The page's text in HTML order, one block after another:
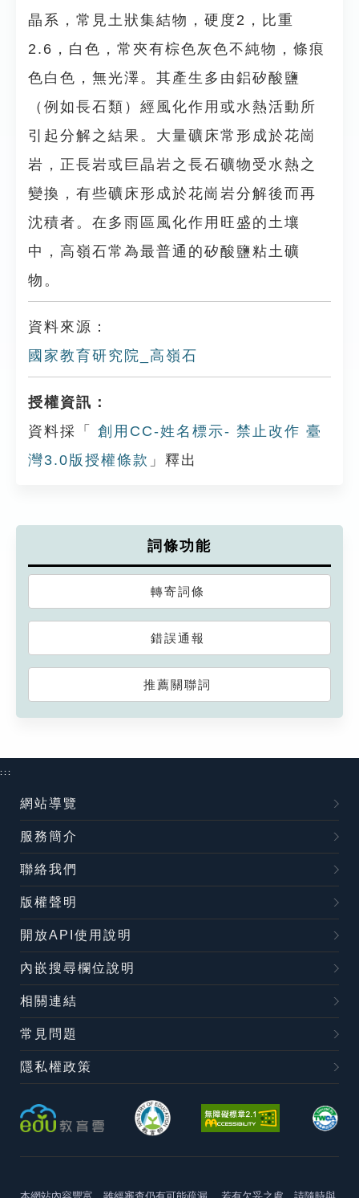
晶系，常見土狀集結物，硬度2，比重
2.6，白色，常夾有棕色灰色不純物，條痕
色白色，無光澤。其產生多由鋁矽酸鹽
（例如長石類）經風化作用或水熱活動所
引起分解之結果。大量礦床常形成於花崗
岩，正長岩或巨晶岩之長石礦物受水熱之
變換，有些礦床形成於花崗岩分解後而再
沈積者。在多雨區風化作用旺盛的土壤
中，高嶺石常為最普通的矽酸鹽粘土礦
物。
資料來源：
國家教育研究院_高嶺石
授權資訊：
資料採「
創用CC-姓名標示- 禁止改作 臺
灣3.0版授權條款 」釋出
詞條功能
轉寄詞條
錯誤通報
推薦關聯詞
:::
網站導覽
服務簡介
聯絡我們
版權聲明
開放API使用說明
內嵌搜尋欄位說明
相關連結
常見問題
隱私權政策
本網站內容豐富，雖經審查仍有可能疏漏， 若有欠妥之處，請隨時與